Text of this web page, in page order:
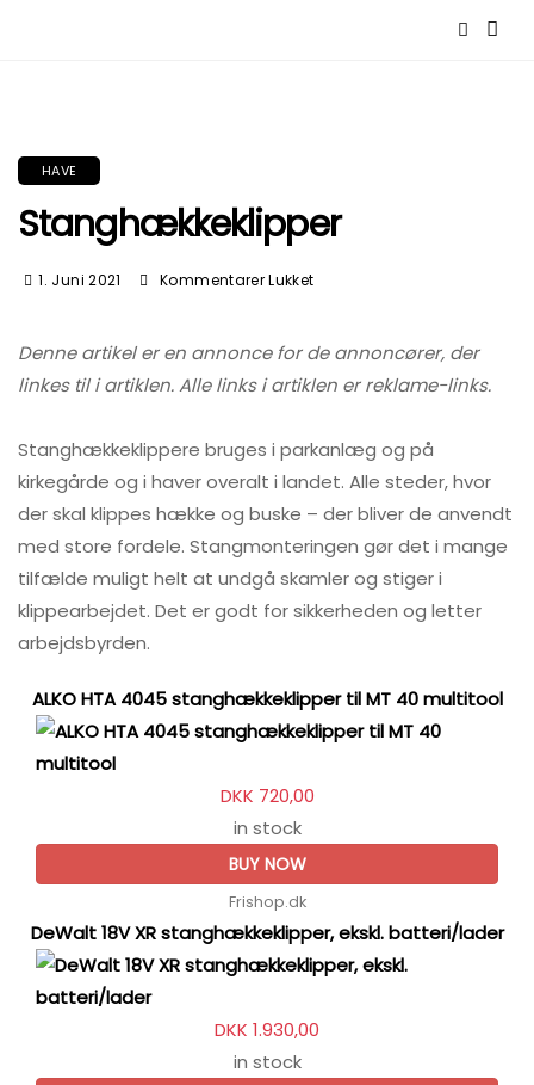
HAVE
Stanghækkeklipper
1. Juni 2021 Kommentarer Lukket
Denne artikel er en annonce for de annoncører, der
linkes til i artiklen. Alle links i artiklen er reklame-links.
Stanghækkeklippere bruges i parkanlæg og på
kirkegårde og i haver overalt i landet. Alle steder, hvor
der skal klippes hække og buske – der bliver de anvendt
med store fordele. Stangmonteringen gør det i mange
tilfælde muligt helt at undgå skamler og stiger i
klippearbejdet. Det er godt for sikkerheden og letter
arbejdsbyrden.
ALKO HTA 4045 stanghækkeklipper til MT 40 multitool
DKK 720,00
in stock
BUY NOW
Frishop.dk
DeWalt 18V XR stanghækkeklipper, ekskl. batteri/lader
DKK 1.930,00
in stock